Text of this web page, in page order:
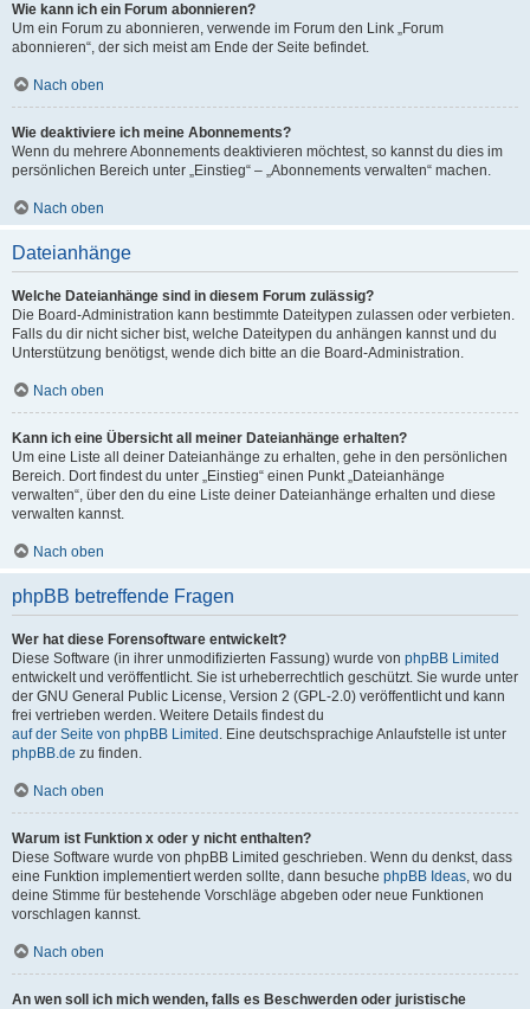
Wie kann ich ein Forum abonnieren?
Um ein Forum zu abonnieren, verwende im Forum den Link „Forum
abonnieren“, der sich meist am Ende der Seite befindet.
Nach oben
Wie deaktiviere ich meine Abonnements?
Wenn du mehrere Abonnements deaktivieren möchtest, so kannst du dies im
persönlichen Bereich unter „Einstieg“ – „Abonnements verwalten“ machen.
Nach oben
Dateianhänge
Welche Dateianhänge sind in diesem Forum zulässig?
Die Board-Administration kann bestimmte Dateitypen zulassen oder verbieten.
Falls du dir nicht sicher bist, welche Dateitypen du anhängen kannst und du
Unterstützung benötigst, wende dich bitte an die Board-Administration.
Nach oben
Kann ich eine Übersicht all meiner Dateianhänge erhalten?
Um eine Liste all deiner Dateianhänge zu erhalten, gehe in den persönlichen
Bereich. Dort findest du unter „Einstieg“ einen Punkt „Dateianhänge
verwalten“, über den du eine Liste deiner Dateianhänge erhalten und diese
verwalten kannst.
Nach oben
phpBB betreffende Fragen
Wer hat diese Forensoftware entwickelt?
Diese Software (in ihrer unmodifizierten Fassung) wurde von phpBB Limited
entwickelt und veröffentlicht. Sie ist urheberrechtlich geschützt. Sie wurde unter
der GNU General Public License, Version 2 (GPL-2.0) veröffentlicht und kann
frei vertrieben werden. Weitere Details findest du
auf der Seite von phpBB Limited . Eine deutschsprachige Anlaufstelle ist unter
phpBB.de zu finden.
Nach oben
Warum ist Funktion x oder y nicht enthalten?
Diese Software wurde von phpBB Limited geschrieben. Wenn du denkst, dass
eine Funktion implementiert werden sollte, dann besuche phpBB Ideas, wo du
deine Stimme für bestehende Vorschläge abgeben oder neue Funktionen
vorschlagen kannst.
Nach oben
An wen soll ich mich wenden, falls es Beschwerden oder juristische